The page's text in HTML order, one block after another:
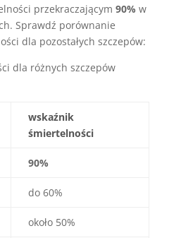
przekraczającym 90% w
Sprawdź porównanie
dla pozostałych szczepów:
dla różnych szczepów
wskaźnik
śmiertelności
90%
do 60%
około 50%